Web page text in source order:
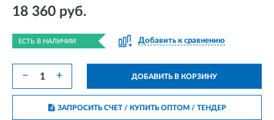
18 360 руб.
ЕСТЬ В НАЛИЧИИ Добавить к сравнению
− + ДОБАВИТЬ В КОРЗИНУ
ЗАПРОСИТЬ СЧЕТ / КУПИТЬ ОПТОМ/ ТЕНДЕР